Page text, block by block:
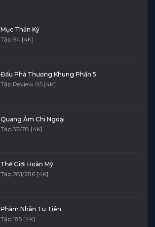
Mục Thần Ký
Tập 94 [4K]
Đấu Phá Thương Khung Phần 5
Tập Review 05 [4K]
Quang Âm Chi Ngoại
Tập 33/78 [4K]
Thế Giới Hoàn Mỹ
Tập 281/286 [4K]
Phàm Nhân Tu Tiên
Tập 185 [4K]